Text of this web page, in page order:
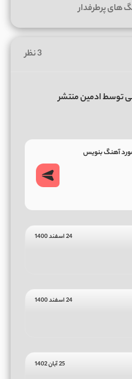
های پرطرفدار
3 نظر
توسط ادمین منتشر
24 اسفند 1400
24 اسفند 1400
25 آبان 1402